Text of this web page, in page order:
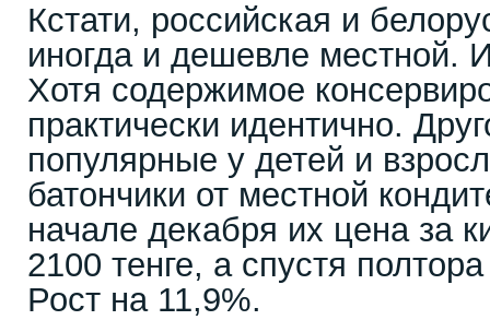
Кстати, российская и
иногда и дешевле местной.
Хотя содержимое
практически идентично.
популярные у детей и
батончики от местной
начале декабря их цена за
2100 тенге, а спустя
Рост на 11,9%.